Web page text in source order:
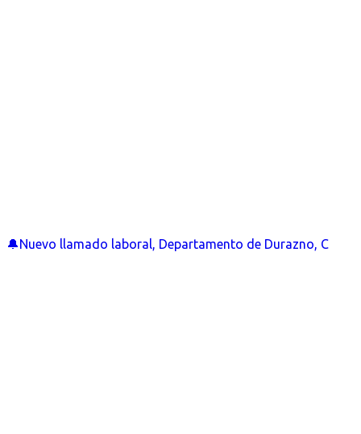
🔔Nuevo llamado laboral, Departamento de Durazno, C